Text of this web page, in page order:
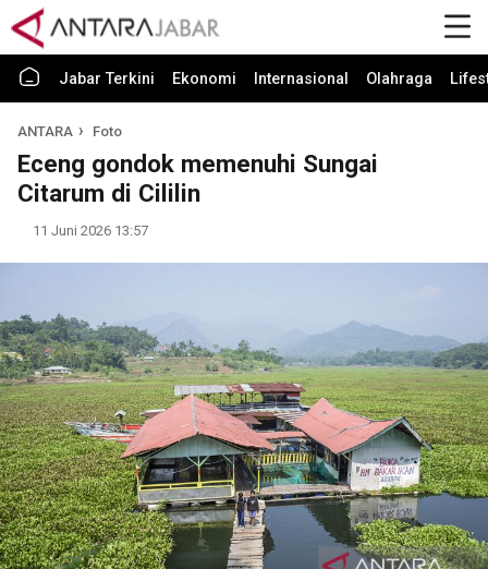
Jabar Terkini Ekonomi Internasional Olahraga
ANTARA Foto
Eceng gondok memenuhi Sungai
Citarum di Cililin
11 Juni 2026 13:57